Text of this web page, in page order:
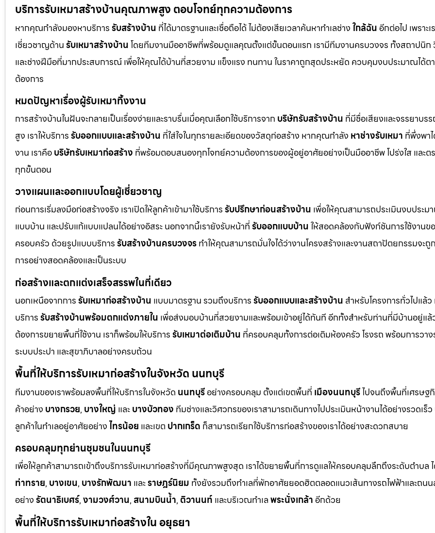
บริการรับเหมาสร้างบ้านคุณภาพสูง ตอบโจทย์ทุกความต้องการ
หากคุณกำลังมองหาบริการรับสร้างบ้าน ที่ได้มาตรฐานและเชื่อถือได้ ไม่ต้องเสียเวลาค้นหาทำเลช่างใกล้ฉันอีกต่อไป เพราะ
เชี่ยวชาญด้านรับเหมาสร้างบ้านโดยทีมงานมืออาชีพที่พร้อมดูแลคุณตั้งแต่ขั้นตอนแรก เรามีทีมงานครบวงจร ทั้งสถาปนิก
และช่างฝีมือที่มากประสบการณ์ เพื่อให้คุณได้บ้านที่สวยงาม แข็งแรง ทนทาน ในราคาถูกสุดประหยัด ควบคุมงบประมาณได้
ต้องการ
หมดปัญหาเรื่องผู้รับเหมาทิ้งงาน
การสร้างบ้านในฝันจะกลายเป็นเรื่องง่ายและราบรื่นเมื่อคุณเลือกใช้บริการจาก บริษัทรับสร้างบ้าน ที่มีชื่อเสียงและจรรยาบร
สูง เราให้บริการรับออกแบบและสร้างบ้าน ที่ใส่ใจในทุกรายละเอียดของวัสดุก่อสร้าง หากคุณกำลัง หาช่างรับเหมา ที่พึ่งพา
งาน เราคือบริษัทรับเหมาก่อสร้าง ที่พร้อมตอบสนองทุกโจทย์ความต้องการของผู้อยู่อาศัยอย่างเป็นมืออาชีพ โปร่งใส และต
ทุกขั้นตอน
วางแผนและออกแบบโดยผู้เชี่ยวชาญ
ก่อนการเริ่มลงมือก่อสร้างจริง เราเปิดให้ลูกค้าเข้ามาใช้บริการรับปรึกษาก่อนสร้างบ้าน เพื่อให้คุณสามารถประเมินงบประม
แบบบ้าน และปรับแก้แบบแปลนได้อย่างอิสระ นอกจากนี้เรายังรับหน้าที่รับออกแบบบ้านให้สอดคล้องกับฟังก์ชันการใช้งานข
ครอบครัว ด้วยรูปแบบบริการรับสร้างบ้านครบวงจรทำให้คุณสามารถมั่นใจได้ว่างานโครงสร้างและงานสถาปัตยกรรมจะถู
การอย่างสอดคล้องและเป็นระบบ
ก่อสร้างและตกแต่งเสร็จสรรพในที่เดียว
นอกเหนือจากการรับเหมาก่อสร้างบ้าน แบบมาตรฐาน รวมถึงบริการรับออกแบบและสร้างบ้าน สำหรับโครงการทั่วไปแล้ว
บริการรับสร้างบ้านพร้อมตกแต่งภายใน เพื่อส่งมอบบ้านที่สวยงามและพร้อมเข้าอยู่ได้ทันที อีกทั้งสำหรับท่านที่มีบ้านอยู่แล้
ต้องการขยายพื้นที่ใช้งาน เราก็พร้อมให้บริการรับเหมาต่อเติมบ้าน ที่ครอบคลุมทั้งการต่อเติมห้องครัว โรงรถ พร้อมการวาง
ระบบประปา และสุขาภิบาลอย่างครบถ้วน
พื้นที่ให้บริการรับเหมาก่อสร้างในจังหวัด นนทบุรี
ทีมงานของเราพร้อมลงพื้นที่ให้บริการในจังหวัด นนทบุรีอย่างครอบคลุม ตั้งแต่เขตพื้นที่ เมืองนนทบุรีไปจนถึงพื้นที่เศรษฐ
ค้าอย่าง บางกรวย, บางใหญ่ และบางบัวทอง ทีมช่างและวิศวกรของเราสามารถเดินทางไปประเมินหน้างานได้อย่างรวดเร็
ลูกค้าในทำเลอยู่อาศัยอย่างไทรน้อย และเขต ปากเกร็ด ก็สามารถเรียกใช้บริการก่อสร้างของเราได้อย่างสะดวกสบาย
ครอบคลุมทุกย่านชุมชนในนนทบุรี
เพื่อให้ลูกค้าสามารถเข้าถึงบริการรับเหมาก่อสร้างที่มีคุณภาพสูงสุด เราได้ขยายพื้นที่การดูแลให้ครอบคลุมลึกถึงระดับตำบล
ท่าทราย, บางเขน, บางรักพัฒนา และราษฎร์นิยม ทั้งยังรวมถึงทำเลที่พักอาศัยยอดฮิตตลอดแนวเส้นทางรถไฟฟ้าและถน
อย่างรัตนาธิเบศร์,งามวงศ์วาน, สนามบินน้ำ, ติวานนท์ และบริเวณทำเลพระนั่งเกล้าอีกด้วย
พื้นที่ให้บริการรับเหมาก่อสร้างใน อยุธยา